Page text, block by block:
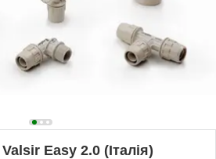
Easy 2.0 (Італія)